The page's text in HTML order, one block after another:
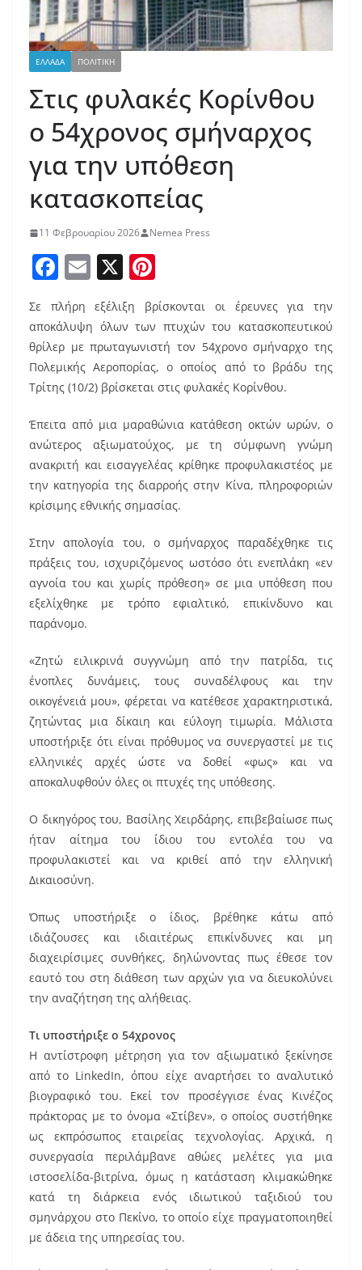
ΕΛΛΑΔΑ ΠΟΛΙΤΙΚΗ
Στις φυλακές Κορίνθου
ο 54χρονος σμήναρχος
για την υπόθεση
κατασκοπείας
11 Φεβρουαρίου 2026 Nemea Press
F
a
c
e
b
o
o
k
E
m
ai
l
X
nt
er
e
st
Σε πλήρη εξέλιξη βρίσκονται οι έρευνες για την
αποκάλυψη όλων των πτυχών του κατασκοπευτικού
θρίλερ με πρωταγωνιστή τον 54χρονο σμήναρχο της
Πολεμικής Αεροπορίας, ο οποίος από το βράδυ της
Τρίτης (10/2) βρίσκεται στις φυλακές Κορίνθου.
Έπειτα από μια μαραθώνια κατάθεση οκτών ωρών, ο
ανώτερος αξιωματούχος, με τη σύμφωνη γνώμη
ανακριτή και εισαγγελέας κρίθηκε προφυλακιστέος με
την κατηγορία της διαρροής στην Κίνα, πληροφοριών
κρίσιμης εθνικής σημασίας.
Στην απολογία του, ο σμήναρχος παραδέχθηκε τις
πράξεις του, ισχυριζόμενος ωστόσο ότι ενεπλάκη «εν
αγνοία του και χωρίς πρόθεση» σε μια υπόθεση που
εξελίχθηκε με τρόπο εφιαλτικό, επικίνδυνο και
παράνομο.
«Ζητώ ειλικρινά συγγνώμη από την πατρίδα, τις
ένοπλες δυνάμεις, τους συναδέλφους και την
οικογένειά μου», φέρεται να κατέθεσε χαρακτηριστικά,
ζητώντας μια δίκαιη και εύλογη τιμωρία. Μάλιστα
υποστήριξε ότι είναι πρόθυμος να συνεργαστεί με τις
ελληνικές αρχές ώστε να δοθεί «φως» και να
αποκαλυφθούν όλες οι πτυχές της υπόθεσης.
Ο δικηγόρος του, Βασίλης Χειρδάρης, επιβεβαίωσε πως
ήταν αίτημα του ίδιου του εντολέα του να
προφυλακιστεί και να κριθεί από την ελληνική
Δικαιοσύνη.
Όπως υποστήριξε ο ίδιος, βρέθηκε κάτω από
ιδιάζουσες και ιδιαιτέρως επικίνδυνες και μη
διαχειρίσιμες συνθήκες, δηλώνοντας πως έθεσε τον
εαυτό του στη διάθεση των αρχών για να διευκολύνει
την αναζήτηση της αλήθειας.
Τι υποστήριξε ο 54χρονος
Η αντίστροφη μέτρηση για τον αξιωματικό ξεκίνησε
από το LinkedIn, όπου είχε αναρτήσει το αναλυτικό
βιογραφικό του. Εκεί τον προσέγγισε ένας Κινέζος
πράκτορας με το όνομα «Στίβεν», ο οποίος συστήθηκε
ως εκπρόσωπος εταιρείας τεχνολογίας. Αρχικά, η
συνεργασία περιλάμβανε αθώες μελέτες για μια
ιστοσελίδα-βιτρίνα, όμως η κατάσταση κλιμακώθηκε
κατά τη διάρκεια ενός ιδιωτικού ταξιδιού του
σμηνάρχου στο Πεκίνο, το οποίο είχε πραγματοποιηθεί
με άδεια της υπηρεσίας του.